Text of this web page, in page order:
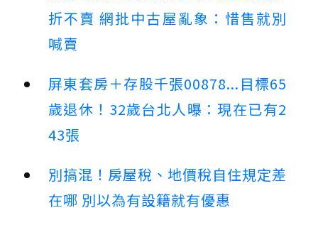
折不賣 網批中古屋亂象：惜售就別
喊賣
屏東套房＋存股千張00878...目標65
歲退休！32歲台北人曝：現在已有2
43張
別搞混！房屋稅、地價稅自住規定差
在哪 別以為有設籍就有優惠